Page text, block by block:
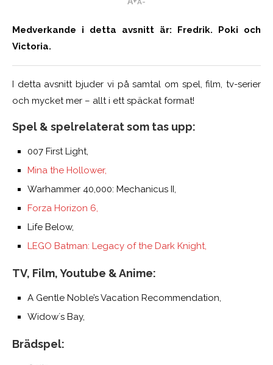
Medverkande i detta avsnitt är: Fredrik. Poki och
Victoria.
I detta avsnitt bjuder vi på samtal om spel, film, tv-serier
och mycket mer – allt i ett späckat format!
Spel & spelrelaterat som tas upp:
007 First Light,
Mina the Hollower,
Warhammer 40,000: Mechanicus II,
Forza Horizon 6,
Life Below,
LEGO Batman: Legacy of the Dark Knight,
TV, Film, Youtube & Anime:
A Gentle Noble’s Vacation Recommendation,
Widow´s Bay,
Brädspel: